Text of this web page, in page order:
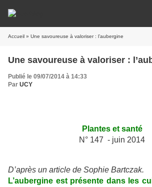
Accueil » Une savoureuse à valoriser : l’aubergine
Une savoureuse à valoriser :
Publié le 09/07/2014 à 14:33
Par UCY
Plantes et santé
N° 147 - juin 2014
D’après un article de Sophie Bartczak.
L’aubergine est présente dans les